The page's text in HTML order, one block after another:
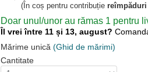
(În coș pentru contribuție reîmpăduri
Doar unul/unor au rămas 1 pentru
Îl vrei între 11 și 13, august?
Mărime unică (Ghid de mărimi)
Cantitate